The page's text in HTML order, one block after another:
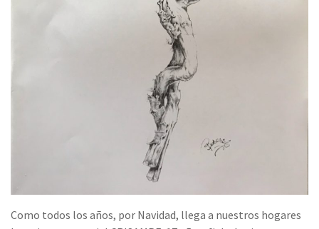
Como todos los años, por Navidad, llega a nuestros hogares